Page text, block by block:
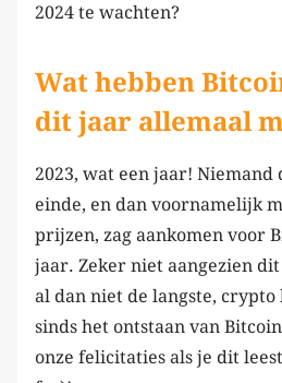
2024 te wachten?
Wat hebben
dit jaar allemaal
2023, wat een jaar!
einde, en dan voornamelijk
prijzen, zag aankomen voor
jaar. Zeker niet aangezien dit
al dan niet de langste,
sinds het ontstaan van
onze felicitaties als je dit